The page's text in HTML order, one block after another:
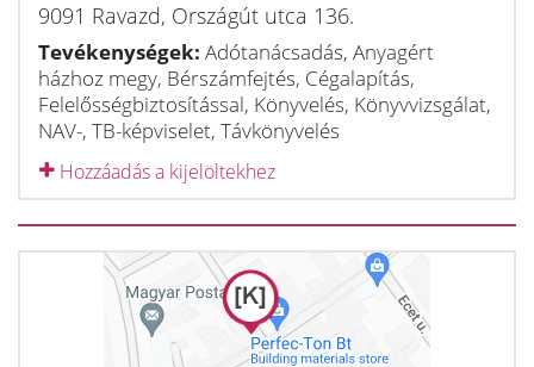
9091 Ravazd, Országút utca 136.
Tevékenységek: Adótanácsadás, Anyagért
házhoz megy, Bérszámfejtés, Cégalapítás,
Felelősségbiztosítással, Könyvelés, Könyvvizsgálat,
NAV-, TB-képviselet, Távkönyvelés
Hozzáadás a kijelöltekhez